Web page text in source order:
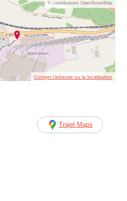
© contributeurs OpenStreetMap
Corriger l’adresse ou la localisation
Trajet Maps